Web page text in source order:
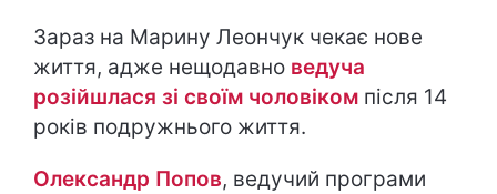
Зараз на Марину Леончук чекає нове
життя, адже нещодавно ведуча
розійшлася зі своїм чоловіком після 14
років подружнього життя.
Олександр Попов, ведучий програми